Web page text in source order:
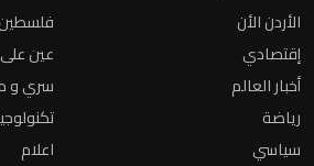
الأردن الأن
إقتصادي
أخبار العالم
رياضة
سياسي
فلسطين
عين على
سري و
اعلام